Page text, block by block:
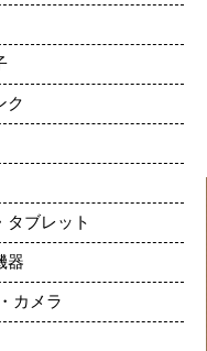
ク
タブレット
器
カメラ